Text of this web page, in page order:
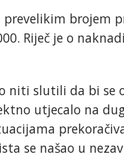
brojem
Riječ je o
niti slutili da bi se
utjecalo na
se našao u